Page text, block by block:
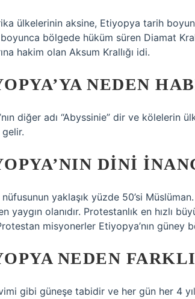
ülkelerinin aksine, Etiyopya tarih
bölgede hüküm süren Diamat
hakim olan Aksum Krallığı idi.
NEDEN
diğer adı “Abyssinie” dir ve kölelerin
gelir.
DINI
yaklaşık yüzde 50’si
yaygın olanıdır. Protestanlık en hızlı
misyonerler Etiyopya’nın güney
NEDEN
gibi güneşe tabidir ve her gün her 4